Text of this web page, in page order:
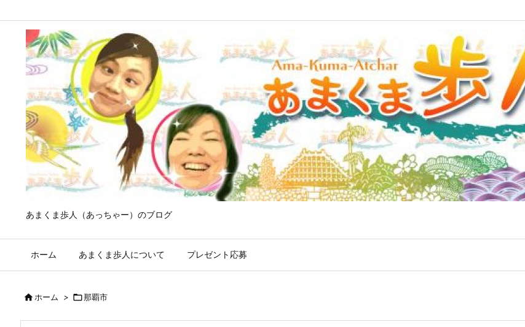
あまくま歩人（あっちゃー）のブログ
ホーム あまくま歩人について プレゼント応募
ホーム > 那覇市